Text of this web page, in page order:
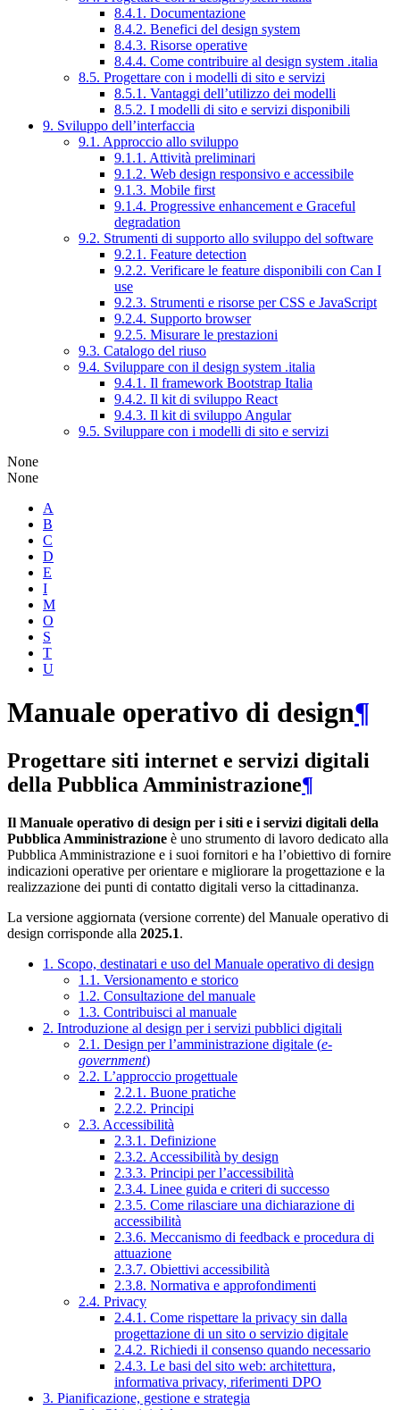
8.4.1. Documentazione
8.4.2. Benefici del design system
8.4.3. Risorse operative
8.4.4. Come contribuire al design system .italia
8.5. Progettare con i modelli di sito e servizi
8.5.1. Vantaggi dell’utilizzo dei modelli
8.5.2. I modelli di sito e servizi disponibili
9. Sviluppo dell’interfaccia
9.1. Approccio allo sviluppo
9.1.1. Attività preliminari
9.1.2. Web design responsivo e accessibile
9.1.3. Mobile first
9.1.4. Progressive enhancement e Graceful
degradation
9.2. Strumenti di supporto allo sviluppo del software
9.2.1. Feature detection
9.2.2. Verificare le feature disponibili con Can I
use
9.2.3. Strumenti e risorse per CSS e JavaScript
9.2.4. Supporto browser
9.2.5. Misurare le prestazioni
9.3. Catalogo del riuso
9.4. Sviluppare con il design system .italia
9.4.1. Il framework Bootstrap Italia
9.4.2. Il kit di sviluppo React
9.4.3. Il kit di sviluppo Angular
9.5. Sviluppare con i modelli di sito e servizi
None
None
A
B
C
D
E
I
M
O
S
T
U
Manuale operativo di design¶
Progettare siti internet e servizi digitali
della Pubblica Amministrazione¶
Il Manuale operativo di design per i siti e i servizi digitali della
Pubblica Amministrazione è uno strumento di lavoro dedicato alla
Pubblica Amministrazione e i suoi fornitori e ha l’obiettivo di fornire
indicazioni operative per orientare e migliorare la progettazione e la
realizzazione dei punti di contatto digitali verso la cittadinanza.
La versione aggiornata (versione corrente) del Manuale operativo di
design corrisponde alla 2025.1.
1. Scopo, destinatari e uso del Manuale operativo di design
1.1. Versionamento e storico
1.2. Consultazione del manuale
1.3. Contribuisci al manuale
2. Introduzione al design per i servizi pubblici digitali
2.1. Design per l’amministrazione digitale (e-
government)
2.2. L’approccio progettuale
2.2.1. Buone pratiche
2.2.2. Principi
2.3. Accessibilità
2.3.1. Definizione
2.3.2. Accessibilità by design
2.3.3. Principi per l’accessibilità
2.3.4. Linee guida e criteri di successo
2.3.5. Come rilasciare una dichiarazione di
accessibilità
2.3.6. Meccanismo di feedback e procedura di
attuazione
2.3.7. Obiettivi accessibilità
2.3.8. Normativa e approfondimenti
2.4. Privacy
2.4.1. Come rispettare la privacy sin dalla
progettazione di un sito o servizio digitale
2.4.2. Richiedi il consenso quando necessario
2.4.3. Le basi del sito web: architettura,
informativa privacy, riferimenti DPO
3. Pianificazione, gestione e strategia